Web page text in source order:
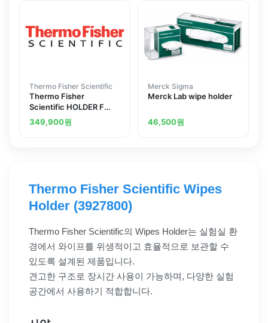
Thermo Fisher Scientific
Thermo Fisher
Scientific HOLDER F
SERO PIPET
COUNTERTOP
349,900원
Merck Sigma
Merck Lab wipe holder
46,500원
Thermo Fisher Scientific Wipes
Holder (3927800)
Thermo Fisher Scientific의 Wipes Holder는 실험실 환
경에서 와이프를 위생적이고 효율적으로 보관할 수
있도록 설계된 제품입니다.
견고한 구조로 장시간 사용이 가능하며, 다양한 실험
공간에서 사용하기 적합합니다.